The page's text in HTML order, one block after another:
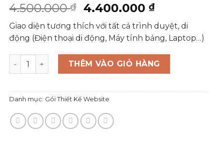
4.500.000₫
Giá
gốc
là:
4.500.000 ₫.
4.400.000 ₫Giá
hiện
tại
là:
Giao diện tương thích với tất cả trình duyệt, di
động (Điện thoại di động, Máy tính bảng, Laptop…)
Mẫu Thiết Kế Website Bán Đồng Hồ số lượng
THÊM VÀO GIỎ HÀNG
Danh mục: Gói Thiết Kế Website